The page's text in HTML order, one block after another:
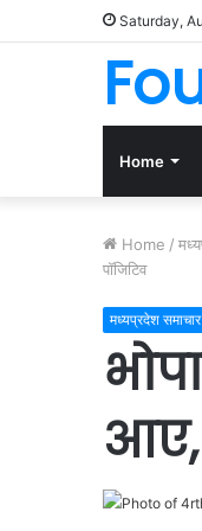
Saturday,
Home
Home /
पॉजिटिव
मध्यप्रदेश
आए,